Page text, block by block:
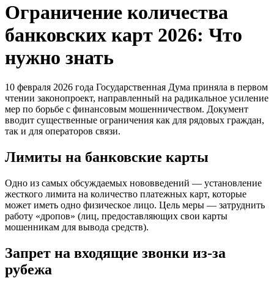
Ограничение количества
банковских карт 2026: Что
нужно знать
10 февраля 2026 года Государственная Дума приняла в первом
чтении законопроект, направленный на радикальное усиление
мер по борьбе с финансовым мошенничеством. Документ
вводит существенные ограничения как для рядовых граждан,
так и для операторов связи.
Лимиты на банковские карты
Одно из самых обсуждаемых нововведений — установление
жесткого лимита на количество платежных карт, которые
может иметь одно физическое лицо. Цель меры — затруднить
работу «дропов» (лиц, предоставляющих свои карты
мошенникам для вывода средств).
Запрет на входящие звонки из-за
рубежа